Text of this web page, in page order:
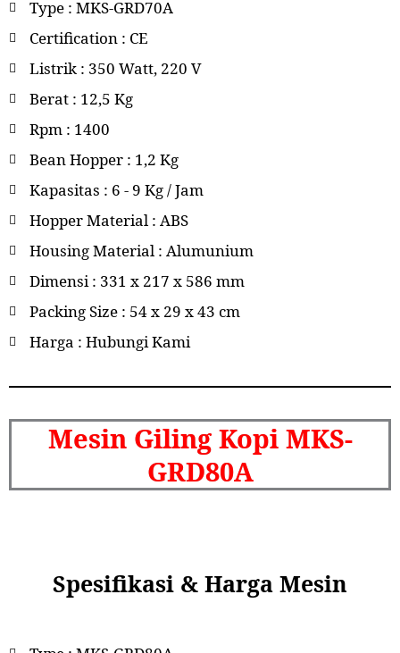
Type : MKS-GRD70A
Certification : CE
Listrik : 350 Watt, 220 V
Berat : 12,5 Kg
Rpm : 1400
Bean Hopper : 1,2 Kg
Kapasitas : 6 - 9 Kg / Jam
Hopper Material : ABS
Housing Material : Alumunium
Dimensi : 331 x 217 x 586 mm
Packing Size : 54 x 29 x 43 cm
Harga : Hubungi Kami
Mesin Giling Kopi MKS-
GRD80A
Spesifikasi & Harga Mesin